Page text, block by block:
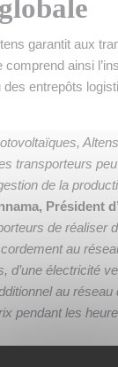
garantit aux
ainsi
entrepôts
transporteurs
de la
Président
de réaliser
au
électricité
au
pendant les